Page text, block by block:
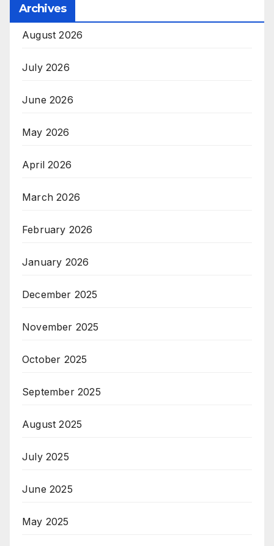
Archives
August 2026
July 2026
June 2026
May 2026
April 2026
March 2026
February 2026
January 2026
December 2025
November 2025
October 2025
September 2025
August 2025
July 2025
June 2025
May 2025